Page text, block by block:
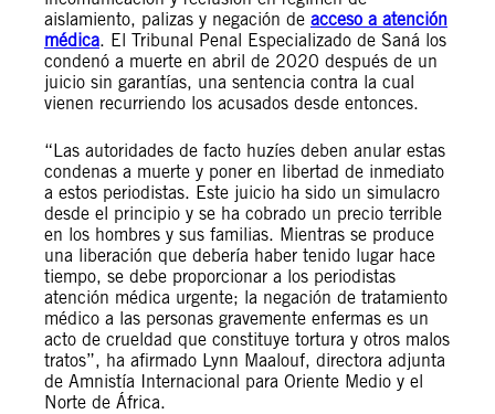
aislamiento, palizas y negación de acceso a atención
médica. El Tribunal Penal Especializado de Saná los
condenó a muerte en abril de 2020 después de un
juicio sin garantías, una sentencia contra la cual
vienen recurriendo los acusados desde entonces.
“Las autoridades de facto huzíes deben anular estas
condenas a muerte y poner en libertad de inmediato
a estos periodistas. Este juicio ha sido un simulacro
desde el principio y se ha cobrado un precio terrible
en los hombres y sus familias. Mientras se produce
una liberación que debería haber tenido lugar hace
tiempo, se debe proporcionar a los periodistas
atención médica urgente; la negación de tratamiento
médico a las personas gravemente enfermas es un
acto de crueldad que constituye tortura y otros malos
tratos”, ha afirmado Lynn Maalouf, directora adjunta
de Amnistía Internacional para Oriente Medio y el
Norte de África.